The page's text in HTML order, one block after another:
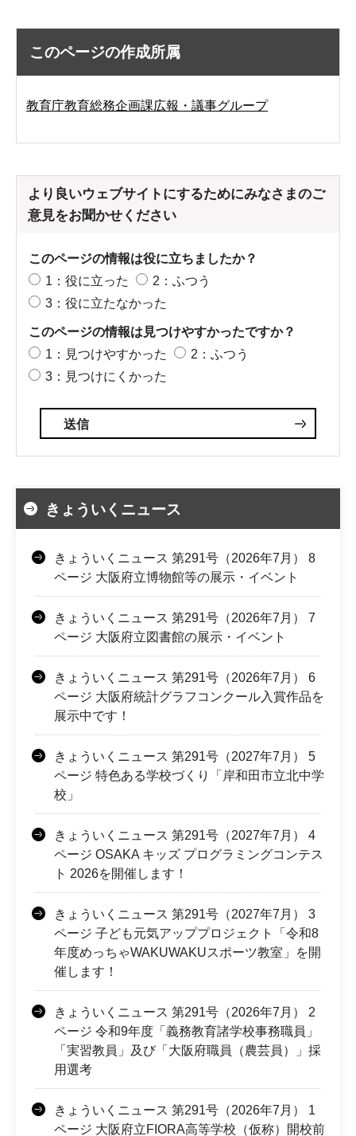
このページの作成所属
教育庁教育総務企画課広報・議事グループ
より良いウェブサイトにするためにみなさまのご
意見をお聞かせください
このページの情報は役に立ちましたか？
1：役に立った
2：ふつう
3：役に立たなかった
このページの情報は見つけやすかったですか？
1：見つけやすかった
2：ふつう
3：見つけにくかった
きょういくニュース
きょういくニュース 第291号（2026年7月） 8
ページ 大阪府立博物館等の展示・イベント
きょういくニュース 第291号（2026年7月） 7
ページ 大阪府立図書館の展示・イベント
きょういくニュース 第291号（2026年7月） 6
ページ 大阪府統計グラフコンクール入賞作品を
展示中です！
きょういくニュース 第291号（2027年7月） 5
ページ 特色ある学校づくり「岸和田市立北中学
校」
きょういくニュース 第291号（2027年7月） 4
ページ OSAKA キッズ プログラミングコンテス
ト 2026を開催します！
きょういくニュース 第291号（2027年7月） 3
ページ 子ども元気アッププロジェクト「令和8
年度めっちゃWAKUWAKUスポーツ教室」を開
催します！
きょういくニュース 第291号（2026年7月） 2
ページ 令和9年度「義務教育諸学校事務職員」
「実習教員」及び「大阪府職員（農芸員）」採
用選考
きょういくニュース 第291号（2026年7月） 1
ページ 大阪府立FIORA高等学校（仮称）開校前